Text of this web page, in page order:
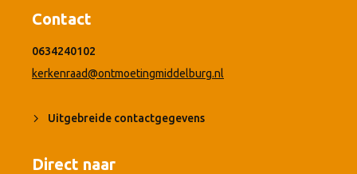
Contact
0634240102
kerkenraad@ontmoetingmiddelburg.nl
Uitgebreide contactgegevens
Direct naar